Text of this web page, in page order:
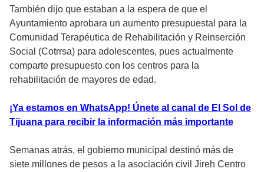
También dijo que estaban a la espera de que el
Ayuntamiento aprobara un aumento presupuestal para la
Comunidad Terapéutica de Rehabilitación y Reinserción
Social (Cotrrsa) para adolescentes, pues actualmente
comparte presupuesto con los centros para la
rehabilitación de mayores de edad.
¡Ya estamos en WhatsApp! Únete al canal de El Sol de
Tijuana para recibir la información más importante
Semanas atrás, el gobierno municipal destinó más de
siete millones de pesos a la asociación civil Jireh Centro